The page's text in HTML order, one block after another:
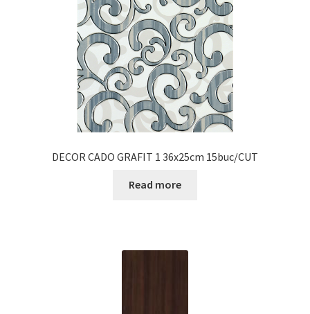
DECOR CADO GRAFIT 1 36x25cm 15buc/CUT
Read more